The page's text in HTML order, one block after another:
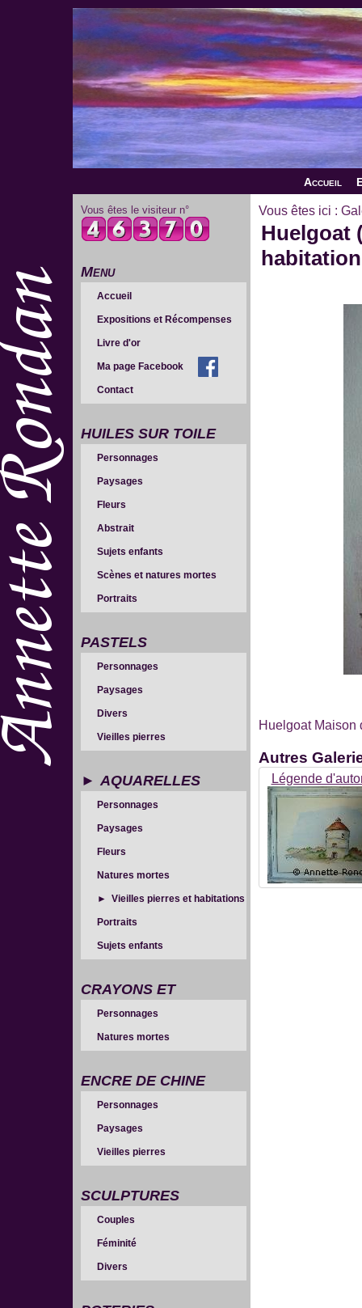
Accueil
Vous êtes le visiteur n°
Menu
Accueil
Expositions et Récompenses
Livre d'or
Ma page Facebook
Contact
HUILES SUR TOILE
Personnages
Paysages
Fleurs
Abstrait
Sujets enfants
Scènes et natures mortes
Portraits
PASTELS
Personnages
Paysages
Divers
Vieilles pierres
AQUARELLES
Personnages
Paysages
Fleurs
Natures mortes
Vieilles pierres et habitations
Portraits
Sujets enfants
CRAYONS ET
SANGUINES
Personnages
Natures mortes
ENCRE DE CHINE
Personnages
Paysages
Vieilles pierres
SCULPTURES
Couples
Féminité
Divers
Vous êtes ici :
Huelgoat
Huelgoat Maison
Autres
Légende